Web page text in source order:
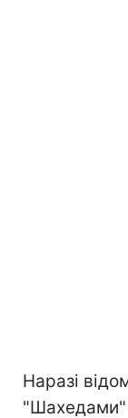
Наразі
"Шахедами"